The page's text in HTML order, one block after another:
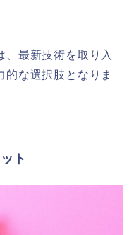
、最新技術を取り入
的な選択肢となりま
ト